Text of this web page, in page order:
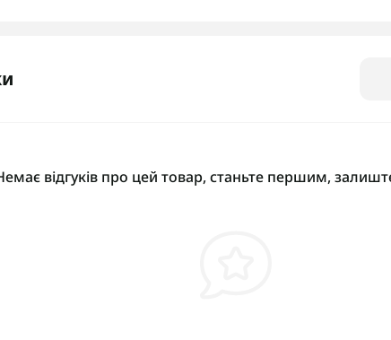
відгуків про цей товар, станьте першим, залиште